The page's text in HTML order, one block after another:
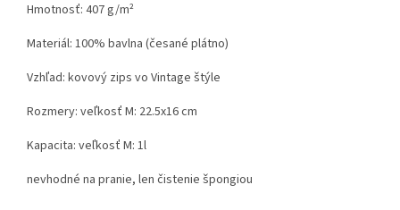
Hmotnosť: 407 g/m²
Materiál: 100% bavlna (česané plátno)
Vzhľad: kovový zips vo Vintage štýle
Rozmery: veľkosť M: 22.5x16 cm
Kapacita: veľkosť M: 1l
nevhodné na pranie, len čistenie špongiou